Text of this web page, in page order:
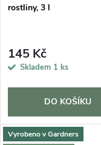
rostliny, 3 l
145 Kč
Skladem 1 ks
DO KOŠÍKU
Vyrobeno v Gardners